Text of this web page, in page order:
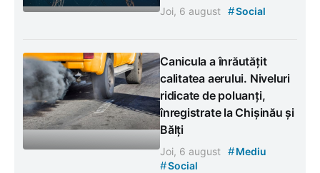
Joi, 6 august #Social
Canicula a înrăutățit
calitatea aerului. Niveluri
ridicate de poluanți,
înregistrate la Chișinău și
Bălți
Joi, 6 august #Mediu
#Social